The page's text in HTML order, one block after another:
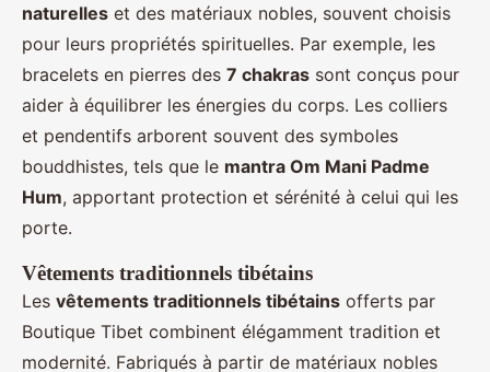
naturelles et des matériaux nobles, souvent choisis
pour leurs propriétés spirituelles. Par exemple, les
bracelets en pierres des 7 chakras sont conçus pour
aider à équilibrer les énergies du corps. Les colliers
et pendentifs arborent souvent des symboles
bouddhistes, tels que le mantra Om Mani Padme
Hum, apportant protection et sérénité à celui qui les
porte.
Vêtements traditionnels tibétains
Les vêtements traditionnels tibétains offerts par
Boutique Tibet combinent élégamment tradition et
modernité. Fabriqués à partir de matériaux nobles